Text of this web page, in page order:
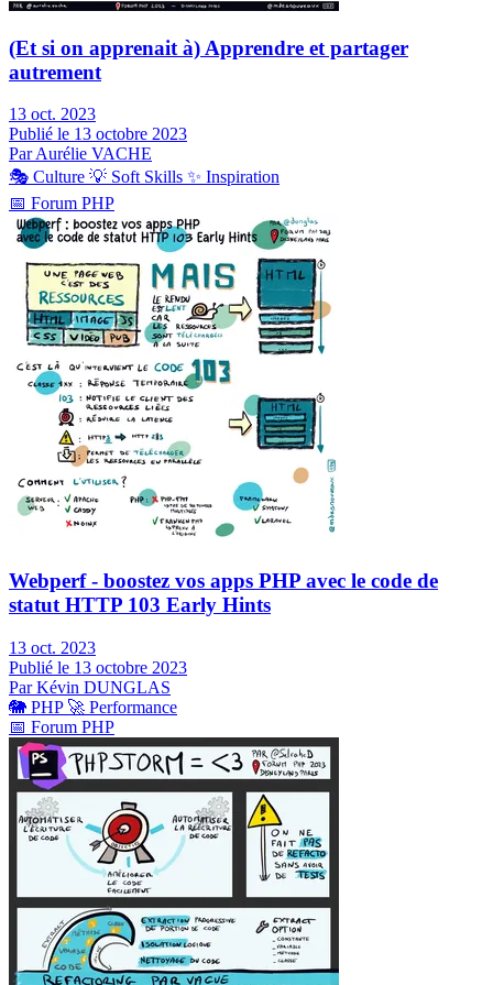
(Et si on apprenait à) Apprendre et partager
autrement
13 oct. 2023
Publié le 13 octobre 2023
Par Aurélie VACHE
🎭 Culture 💡 Soft Skills ✨ Inspiration
📅 Forum PHP
Webperf - boostez vos apps PHP avec le code de
statut HTTP 103 Early Hints
13 oct. 2023
Publié le 13 octobre 2023
Par Kévin DUNGLAS
🐘 PHP 🚀 Performance
📅 Forum PHP